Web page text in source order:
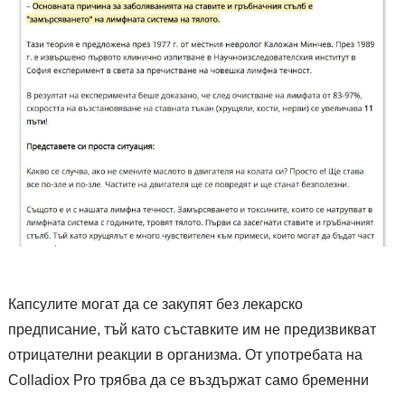
Капсулите могат да се закупят без лекарско
предписание, тъй като съставките им не предизвикват
отрицателни реакции в организма. От употребата на
Colladiox Pro трябва да се въздържат само бременни